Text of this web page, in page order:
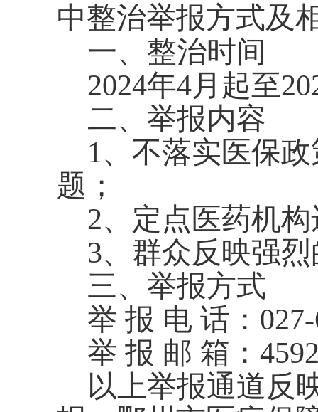
中整治举报方式及
一、整治时间
2024年4月起至
二、举报内容
1、 不落实医保
题 ；
2、定点医药机构
3、群众反映强烈
三、举报方式
举 报 电 话：
举 报 邮 箱：
以上举报通道反